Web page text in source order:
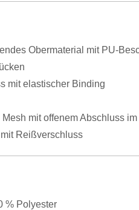
Obermaterial mit PU-
mit elastischer Binding
Mesh mit offenem Abschluss
Reißverschluss
% Polyester